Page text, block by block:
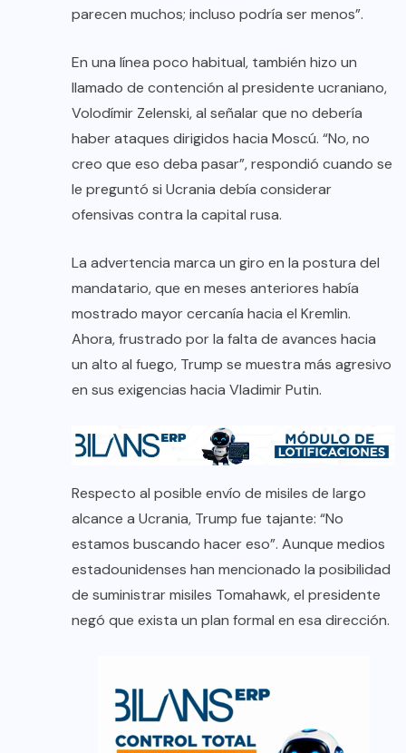
parecen muchos; incluso podría ser menos”.
En una línea poco habitual, también hizo un
llamado de contención al presidente ucraniano,
Volodímir Zelenski, al señalar que no debería
haber ataques dirigidos hacia Moscú. “No, no
creo que eso deba pasar”, respondió cuando se
le preguntó si Ucrania debía considerar
ofensivas contra la capital rusa.
La advertencia marca un giro en la postura del
mandatario, que en meses anteriores había
mostrado mayor cercanía hacia el Kremlin.
Ahora, frustrado por la falta de avances hacia
un alto al fuego, Trump se muestra más agresivo
en sus exigencias hacia Vladimir Putin.
Respecto al posible envío de misiles de largo
alcance a Ucrania, Trump fue tajante: “No
estamos buscando hacer eso”. Aunque medios
estadounidenses han mencionado la posibilidad
de suministrar misiles Tomahawk, el presidente
negó que exista un plan formal en esa dirección.